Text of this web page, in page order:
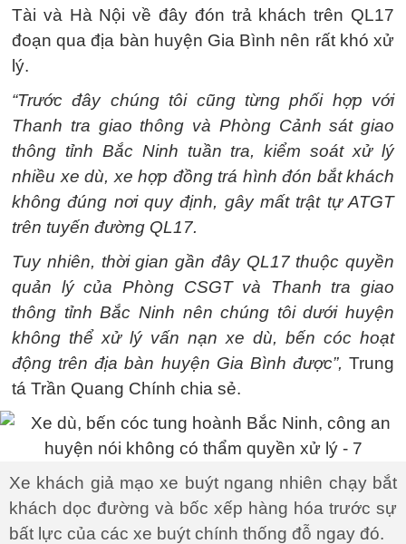
Tài và Hà Nội về đây đón trả khách trên QL17
đoạn qua địa bàn huyện Gia Bình nên rất khó xử
lý.
“Trước đây chúng tôi cũng từng phối hợp với
Thanh tra giao thông và Phòng Cảnh sát giao
thông tỉnh Bắc Ninh tuần tra, kiểm soát xử lý
nhiều xe dù, xe hợp đồng trá hình đón bắt khách
không đúng nơi quy định, gây mất trật tự ATGT
trên tuyến đường QL17.
Tuy nhiên, thời gian gần đây QL17 thuộc quyền
quản lý của Phòng CSGT và Thanh tra giao
thông tỉnh Bắc Ninh nên chúng tôi dưới huyện
không thể xử lý vấn nạn xe dù, bến cóc hoạt
động trên địa bàn huyện Gia Bình được”, Trung
tá Trần Quang Chính chia sẻ.
Xe khách giả mạo xe buýt ngang nhiên chạy bắt
khách dọc đường và bốc xếp hàng hóa trước sự
bất lực của các xe buýt chính thống đỗ ngay đó.